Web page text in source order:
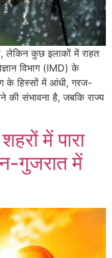
लेकिन कुछ इलाकों में राहत
विभाग (IMD) के
के हिस्सों में आंधी, गरज-
संभावना है, जबकि राज्य
में पारा
गुजरात में